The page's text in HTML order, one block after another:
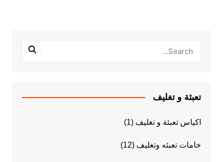
تعبئة و تغليف
اكياس تعبئة و تغليف (1)
خامات تعبئه وتغليف (12)